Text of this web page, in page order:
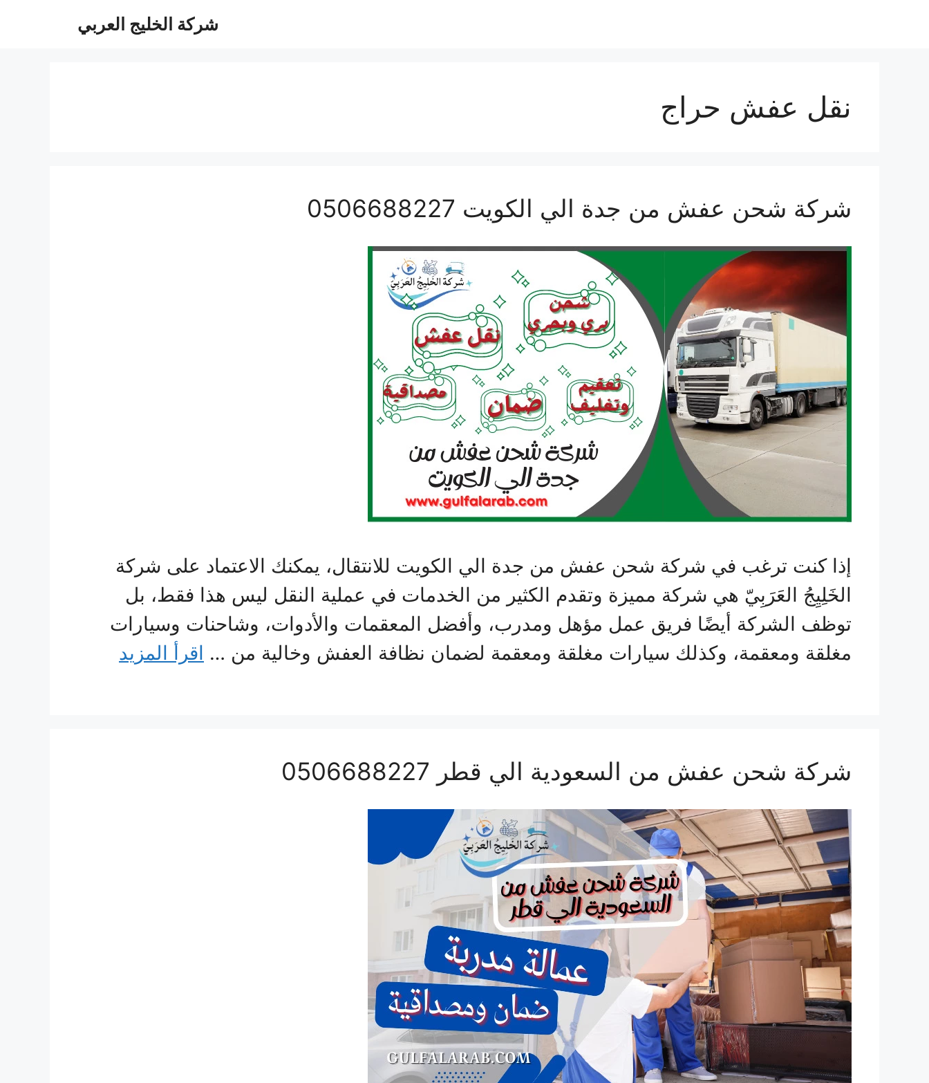
شركة الخليج العربي
نقل عفش حراج
شركة شحن عفش من جدة الي الكويت 0506688227
إذا كنت ترغب في شركة شحن عفش من جدة الي الكويت للانتقال، يمكنك الاعتماد على شركة
الخَلِيِجُ العَرَبِيّ هي شركة مميزة وتقدم الكثير من الخدمات في عملية النقل ليس هذا فقط، بل
توظف الشركة أيضًا فريق عمل مؤهل ومدرب، وأفضل المعقمات والأدوات، وشاحنات وسيارات
مغلقة ومعقمة، وكذلك سيارات مغلقة ومعقمة لضمان نظافة العفش وخالية من … اقرأ المزيد
شركة شحن عفش من السعودية الي قطر 0506688227